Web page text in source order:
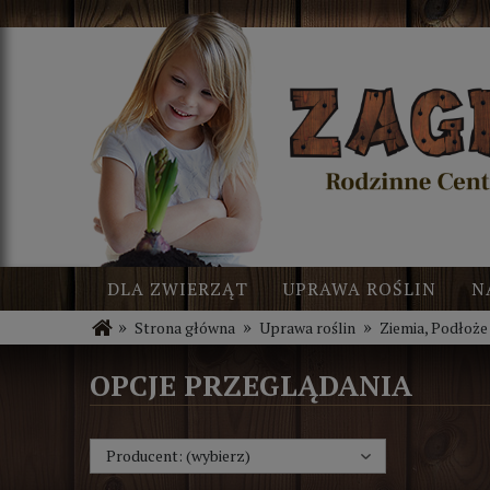
DLA ZWIERZĄT UPRAWA ROŚLIN
BLOG
NOWOŚCI
» Strona główna » Uprawa roślin » Ziemia, Podłoże
OPCJE PRZEGLĄDANIA
Producent: (wybierz)